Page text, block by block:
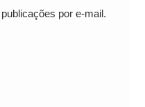
por e-mail.